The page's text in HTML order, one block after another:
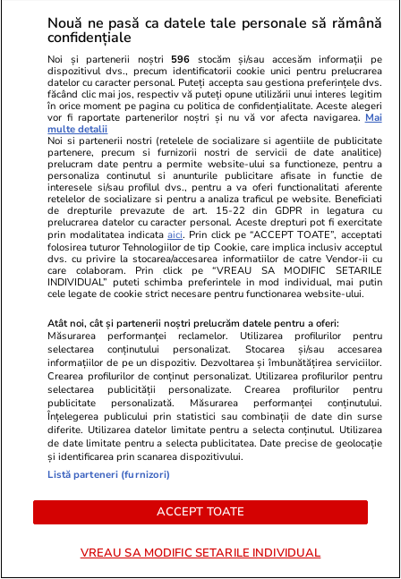
serviciu pentru a juca la păcănele
Vacanțe și Cultură 13 iul.
Insula din Grecia despre care aproape nimeni
nu vorbește, dar care a surprins o familie de
români: „Am plătit doar 3 euro”
Știri Externe 13 iul.
Armata americană restabilește blocada
asupra porturilor iraniene, iar Donald Trump
cere taxe de protecție: „20%”
Citește mai multe
TRENDING
Horoscop 13 iul.
Horoscop 14 iulie 2026. Fecioarele este bine
să fie mai prudente decât de obicei, în special
atunci când evaluează situațiile prin care trec
Nouă ne pasă ca datele tale personale să rămână
confidențiale
Noi și partenerii noștri 596 stocăm și/sau accesăm informații pe
dispozitivul dvs., precum identificatorii cookie unici pentru prelucrarea
datelor cu caracter personal. Puteți accepta sau gestiona preferințele dvs.
făcând clic mai jos, respectiv vă puteți opune utilizării unui interes legitim
în orice moment pe pagina cu politica de confidențialitate. Aceste alegeri
vor fi raportate partenerilor noștri și nu vă vor afecta navigarea. Mai
multe detalii
Noi si partenerii nostri (retelele de socializare si agentiile de publicitate
partenere, precum si furnizorii nostri de servicii de date analitice)
prelucram date pentru a permite website-ului sa functioneze, pentru a
personaliza continutul si anunturile publicitare afisate in functie de
interesele si/sau profilul dvs., pentru a va oferi functionalitati aferente
retelelor de socializare si pentru a analiza traficul pe website. Beneficiati
de drepturile prevazute de art. 15-22 din GDPR in legatura cu
prelucrarea datelor cu caracter personal. Aceste drepturi pot fi exercitate
prin modalitatea indicataaici. Prin click pe “ACCEPT TOATE”, acceptati
folosirea tuturor Tehnologiilor de tip Cookie, care implica inclusiv acceptul
dvs. cu privire la stocarea/accesarea informatiilor de catre Vendor-ii cu
care colaboram. Prin click pe “VREAU SA MODIFIC SETARILE
INDIVIDUAL” puteti schimba preferintele in mod individual, mai putin
cele legate de cookie strict necesare pentru functionarea website-ului.
Atât noi, cât și partenerii noștri prelucrăm datele pentru a oferi:
Măsurarea performanței reclamelor. Utilizarea profilurilor pentru
selectarea conținutului personalizat. Stocarea și/sau accesarea
informațiilor de pe un dispozitiv. Dezvoltarea și îmbunătățirea serviciilor.
Crearea profilurilor de conținut personalizat. Utilizarea profilurilor pentru
selectarea publicității personalizate. Crearea profilurilor pentru
publicitate personalizată. Măsurarea performanței conținutului.
Înțelegerea publicului prin statistici sau combinații de date din surse
diferite. Utilizarea datelor limitate pentru a selecta conținutul. Utilizarea
de date limitate pentru a selecta publicitatea. Date precise de geolocație
și identificarea prin scanarea dispozitivului.
Listă parteneri (furnizori)
ACCEPT TOATE
VREAU SA MODIFIC SETARILE INDIVIDUAL